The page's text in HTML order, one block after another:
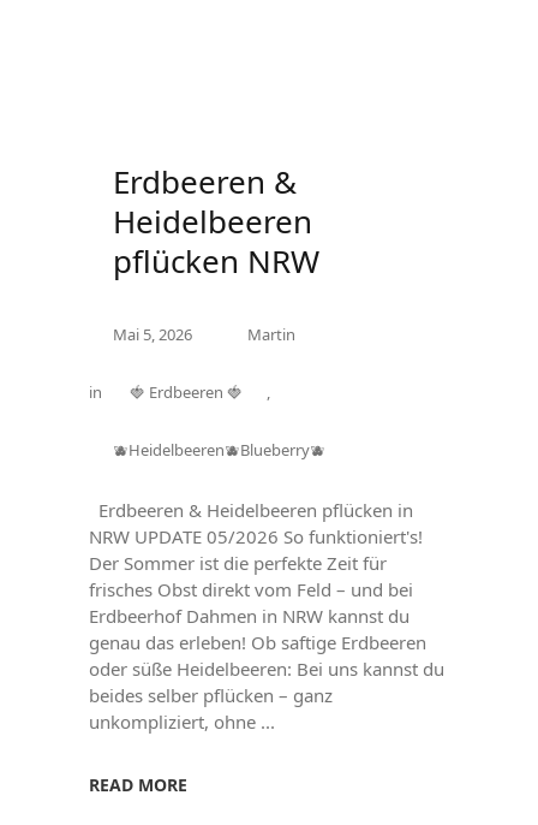
Erdbeeren &
Heidelbeeren
pflücken NRW
Mai 5, 2026 Martin
in 🍓 Erdbeeren 🍓
🫐Heidelbeeren🫐Blueberry🫐
Erdbeeren & Heidelbeeren pflücken in
NRW UPDATE 05/2026 So funktioniert's!
Der Sommer ist die perfekte Zeit für
frisches Obst direkt vom Feld – und bei
Erdbeerhof Dahmen in NRW kannst du
genau das erleben! Ob saftige Erdbeeren
oder süße Heidelbeeren: Bei uns kannst du
beides selber pflücken – ganz
unkompliziert, ohne
READ MORE